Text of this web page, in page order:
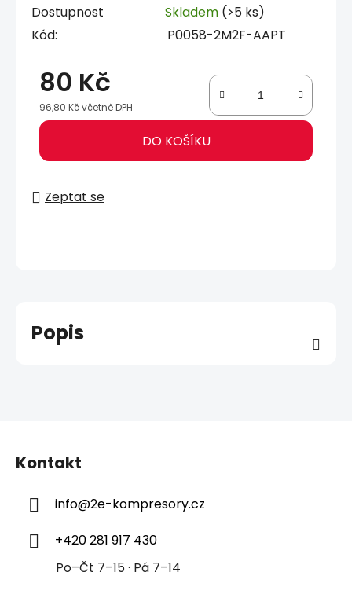
Dostupnost Skladem (>5 ks)
Kód:
P0058-2M2F-AAPT
80 Kč
96,80 Kč včetně DPH
Měrná cena: DO KOŠÍKU
Zeptat se
Popis
Kontakt
info@2e-kompresory.cz
+420 281 917 430
Po–Čt 7–15 · Pá 7–14